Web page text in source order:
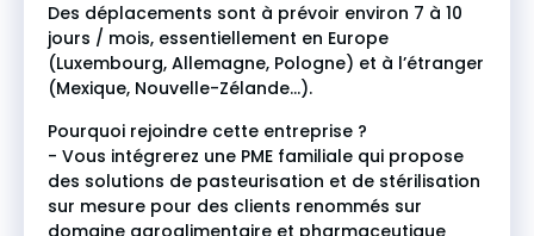
Des déplacements sont à prévoir environ 7 à 10
jours / mois, essentiellement en Europe
(Luxembourg, Allemagne, Pologne) et à l’étranger
(Mexique, Nouvelle-Zélande…).
Pourquoi rejoindre cette entreprise ?
- Vous intégrerez une PME familiale qui propose
des solutions de pasteurisation et de stérilisation
sur mesure pour des clients renommés sur
domaine agroalimentaire et pharmaceutique